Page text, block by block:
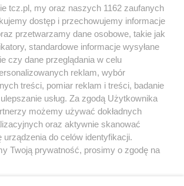
POLITYKA PRYWATNOŚCI HOSTING
RSS FACEBOOK KONTAKT
Nasze serwisy
Muzyka i kultura
Archiwum wydarzeń
tcz.pl, my oraz naszych 1162 zaufanych
dostęp i przechowujemy informacje
przetwarzamy dane osobowe, takie jak
standardowe informacje wysyłane
czy dane przeglądania w celu
reklam, wybór
treści, pomiar reklam i treści, badanie
usług. Za zgodą Użytkownika
możemy używać dokładnych
oraz aktywnie skanować
do celów identyfikacji.
Twoją prywatność, prosimy o zgodę na